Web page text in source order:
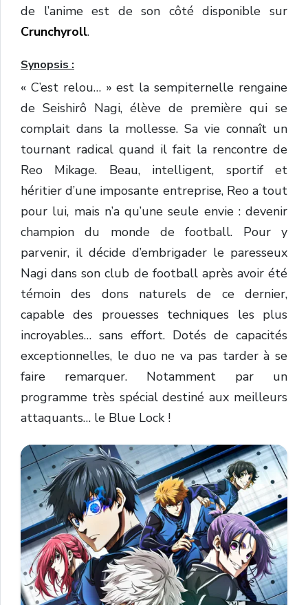
de l’anime est de son côté disponible sur
Crunchyroll.
Synopsis :
« C’est relou… » est la sempiternelle rengaine
de Seishirô Nagi, élève de première qui se
complait dans la mollesse. Sa vie connaît un
tournant radical quand il fait la rencontre de
Reo Mikage. Beau, intelligent, sportif et
héritier d’une imposante entreprise, Reo a tout
pour lui, mais n’a qu’une seule envie : devenir
champion du monde de football. Pour y
parvenir, il décide d’embrigader le paresseux
Nagi dans son club de football après avoir été
témoin des dons naturels de ce dernier,
capable des prouesses techniques les plus
incroyables… sans effort. Dotés de capacités
exceptionnelles, le duo ne va pas tarder à se
faire remarquer. Notamment par un
programme très spécial destiné aux meilleurs
attaquants… le Blue Lock !